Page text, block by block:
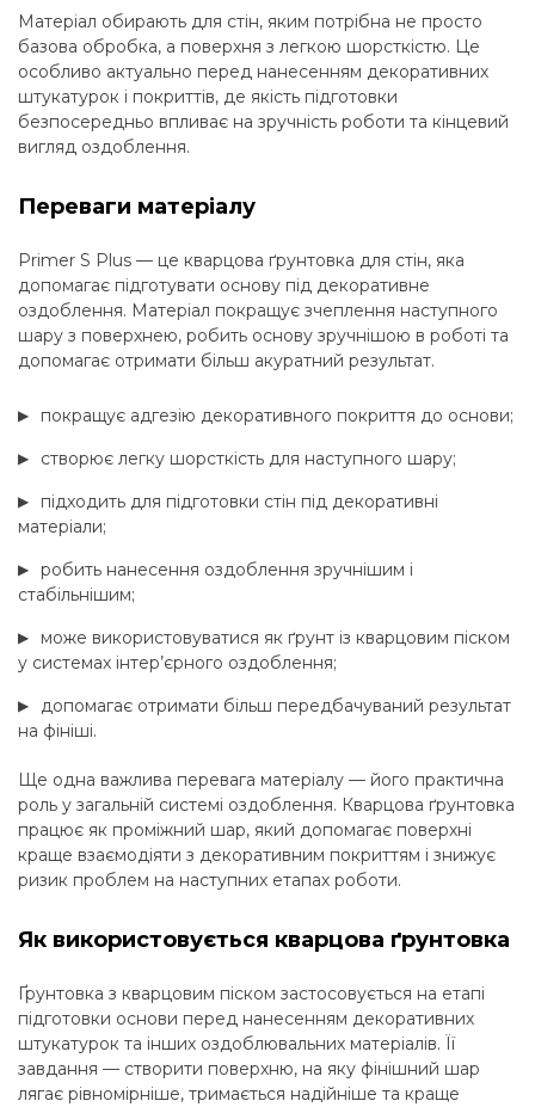
Матеріал обирають для стін, яким потрібна не просто
базова обробка, а поверхня з легкою шорсткістю. Це
особливо актуально перед нанесенням декоративних
штукатурок і покриттів, де якість підготовки
безпосередньо впливає на зручність роботи та кінцевий
вигляд оздоблення.
Переваги матеріалу
Primer S Plus — це кварцова ґрунтовка для стін, яка
допомагає підготувати основу під декоративне
оздоблення. Матеріал покращує зчеплення наступного
шару з поверхнею, робить основу зручнішою в роботі та
допомагає отримати більш акуратний результат.
покращує адгезію декоративного покриття до основи;
створює легку шорсткість для наступного шару;
підходить для підготовки стін під декоративні
матеріали;
робить нанесення оздоблення зручнішим і
стабільнішим;
може використовуватися як ґрунт із кварцовим піском
у системах інтер’єрного оздоблення;
допомагає отримати більш передбачуваний результат
на фініші.
Ще одна важлива перевага матеріалу — його практична
роль у загальній системі оздоблення. Кварцова ґрунтовка
працює як проміжний шар, який допомагає поверхні
краще взаємодіяти з декоративним покриттям і знижує
ризик проблем на наступних етапах роботи.
Як використовується кварцова ґрунтовка
Ґрунтовка з кварцовим піском застосовується на етапі
підготовки основи перед нанесенням декоративних
штукатурок та інших оздоблювальних матеріалів. Її
завдання — створити поверхню, на яку фінішний шар
лягає рівномірніше, тримається надійніше та краще